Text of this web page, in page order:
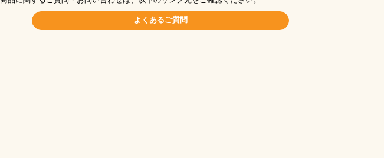
よくあるご質問